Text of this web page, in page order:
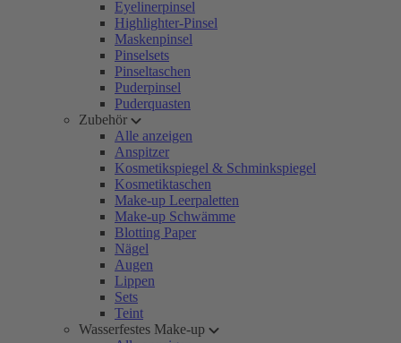
Eyelinerpinsel
Highlighter-Pinsel
Maskenpinsel
Pinselsets
Pinseltaschen
Puderpinsel
Puderquasten
Zubehör
Alle anzeigen
Anspitzer
Kosmetikspiegel & Schminkspiegel
Kosmetiktaschen
Make-up Leerpaletten
Make-up Schwämme
Blotting Paper
Nägel
Augen
Lippen
Sets
Teint
Wasserfestes Make-up